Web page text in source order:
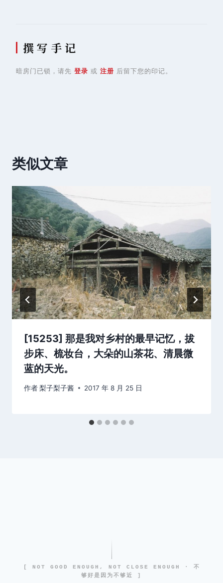
撰 写 手 记
暗房门已锁，请先 登录 或 注册 后留下您的印记。
类似文章
[15253] 那是我对乡村的最早记忆，拔
步床、梳妆台，大朵的山茶花、清晨微
蓝的天光。
作者梨子梨子酱 2017 年 8 月 25 日
[ NOT GOOD ENOUGH, NOT CLOSE ENOUGH · 不
够好是因为不够近 ]